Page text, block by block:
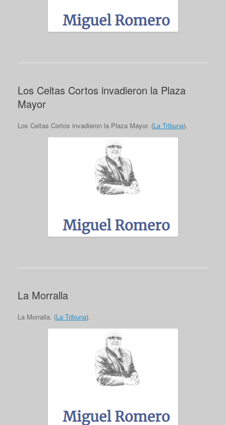
Los Celtas Cortos invadieron la Plaza
Mayor
Los Celtas Cortos invadieron la Plaza Mayor. (La Tribuna).
La Morralla
La Morralla. (La Tribuna).